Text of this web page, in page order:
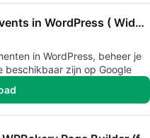
Display Eventbrite Events in WordPress ( Widget )
in WordPress, beheer je
beschikbaar zijn op Google